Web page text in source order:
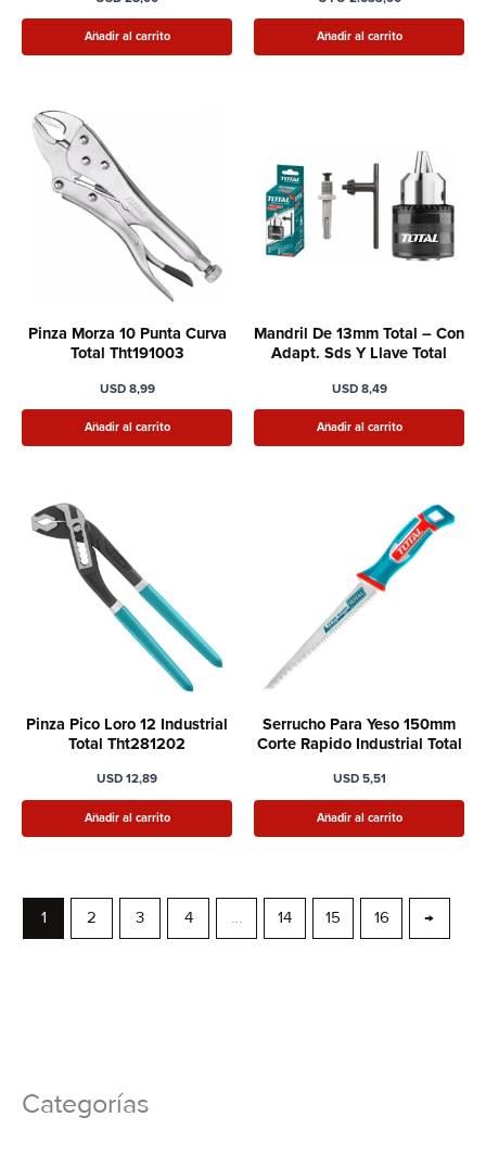
Categorías
Añadir al carrito Añadir al carrito
Pinza Morza 10 Punta Curva
Total Tht191003
USD8,99
Añadir al carrito
Mandril De 13mm Total – Con
Adapt. Sds Y Llave Total
USD8,49
Añadir al carrito
Pinza Pico Loro 12 Industrial
Total Tht281202
USD 12,89
Añadir al carrito
Serrucho Para Yeso 150mm
Corte Rapido Industrial Total
USD5,51
Añadir al carrito
1 2 3 4 … 14 15 16 →